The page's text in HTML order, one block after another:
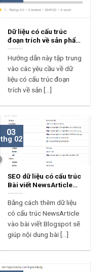
Dữ liệu có cấu trúc
đoạn trích về sản phẩm
Blogspot
Hướng dẫn này tập trung
vào các yêu cầu về dữ
liệu có cấu trúc đoạn
trích về sản [...]
SEO dữ liệu có cấu trúc
Bài viết NewsArticle
cho Blogspot
Bằng cách thêm dữ liệu
có cấu trúc NewsArticle
vào bài viết Blogspot sẽ
giúp nội dung bài [...]
03
thg 02